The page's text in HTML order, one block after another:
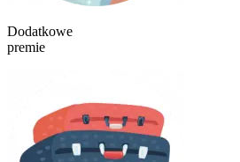
Dodatkowe
premie